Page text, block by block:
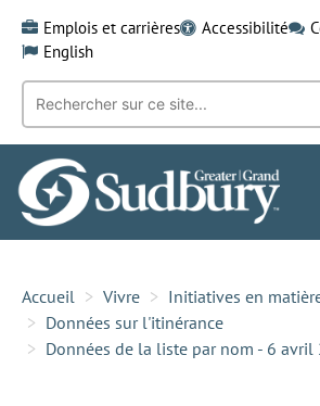
content
Emplois et carrières Accessibilité
English
Recherche
mot-
clé:
Accueil Vivre
Initiatives en
Données sur l'itinérance
Données de la liste par nom - 6 avril